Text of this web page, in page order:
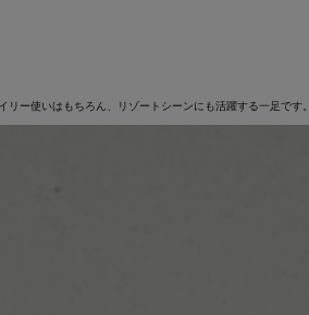
ー使いはもちろん、リゾートシーンにも活躍する一足です。